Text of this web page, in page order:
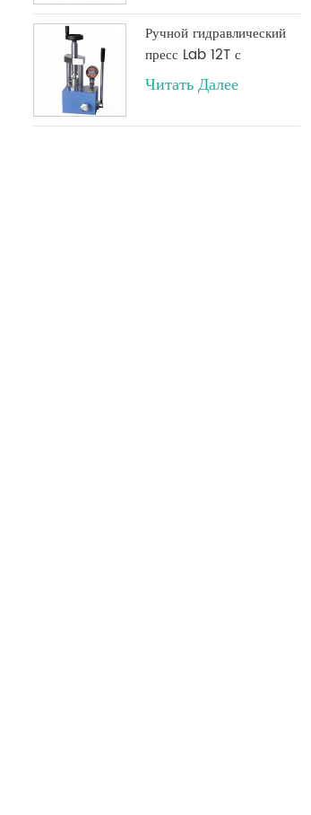
Ручной гидравлический
пресс Lab 12T с
цифровым манометром
(опция), обычно
используемый в
Читать Далее